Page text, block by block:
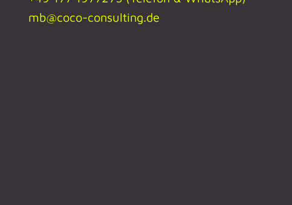
mb@coco-consulting.de